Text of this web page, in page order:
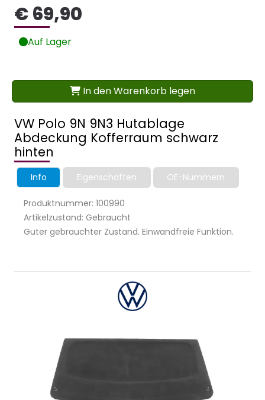
VW Polo 9N 9N3 Hutablage
Abdeckung Kofferraum schwarz
hinten
Info Eigenschaften OE-Nummern
Produktnummer: 100990
Artikelzustand: Gebraucht
Guter gebrauchter Zustand. Einwandfreie Funktion.
€ 69,90
Auf Lager
In den Warenkorb legen